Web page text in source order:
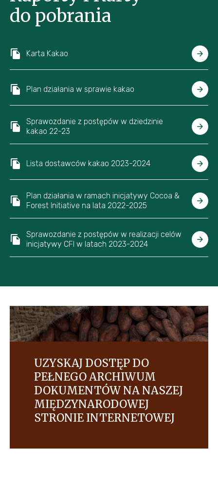
do pobrania
Karta Kakao
Plan działania w sprawie kakao
Sprawozdanie z postępów w dziedzinie
kakao 22-23
Lista dostawców kakao 2023-2024
Plan działania w ramach inicjatywy Cocoa &
Forest Initiative na lata 2022-2025
Sprawozdanie z postępów w realizacji celów
inicjatywy CFI w latach 2023-2024
UZYSKAJ DOSTĘP DO
PEŁNEGO ARCHIWUM
DOKUMENTÓW NA NASZEJ
MIĘDZYNARODOWEJ
STRONIE INTERNETOWEJ